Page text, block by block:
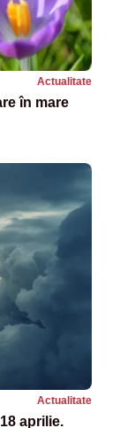
Actualitate
în mare
Actualitate
aprilie.